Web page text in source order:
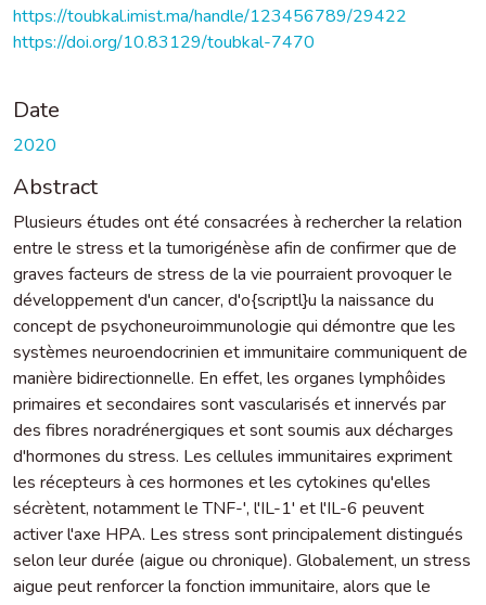
https://toubkal.imist.ma/handle/123456789/29422
https://doi.org/10.83129/toubkal-7470
Date
2020
Abstract
Plusieurs études ont été consacrées à rechercher la relation
entre le stress et la tumorigénèse afin de confirmer que de
graves facteurs de stress de la vie pourraient provoquer le
développement d'un cancer, d'o{scriptl}u la naissance du
concept de psychoneuroimmunologie qui démontre que les
systèmes neuroendocrinien et immunitaire communiquent de
manière bidirectionnelle. En effet, les organes lymphôides
primaires et secondaires sont vascularisés et innervés par
des fibres noradrénergiques et sont soumis aux décharges
d'hormones du stress. Les cellules immunitaires expriment
les récepteurs à ces hormones et les cytokines qu'elles
sécrètent, notamment le TNF-', l'IL-1' et l'IL-6 peuvent
activer l'axe HPA. Les stress sont principalement distingués
selon leur durée (aigue ou chronique). Globalement, un stress
aigue peut renforcer la fonction immunitaire, alors que le